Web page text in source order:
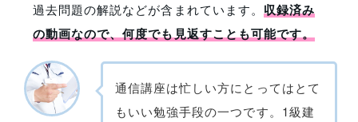
過去問題の解説などが含まれています。 収録済み
の動画なので、何度でも見返すことも可能です。
通信講座は忙しい方にとってはとて
もいい勉強手段の一つです。1級建